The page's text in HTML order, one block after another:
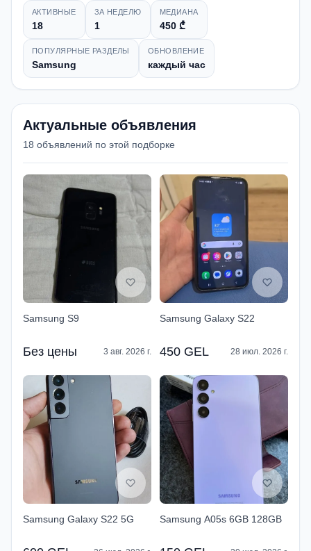
Снимок рынка
АКТИВНЫЕ
18
ЗА НЕДЕЛЮ
1
МЕДИАНА
450 ₾
ПОПУЛЯРНЫЕ РАЗДЕЛЫ
Samsung
ОБНОВЛЕНИЕ
каждый час
Актуальные объявления
18 объявлений по этой подборке
Samsung S9
Без цены 3 авг. 2026 г.
Samsung Galaxy S22
450 GEL 28 июл. 2026 г.
Samsung Galaxy S22 5G Samsung A05s 6GB 128GB